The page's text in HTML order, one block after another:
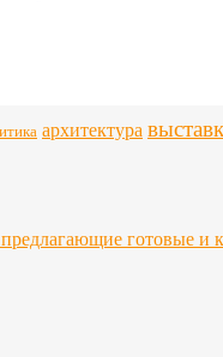
архитектура
готовые и